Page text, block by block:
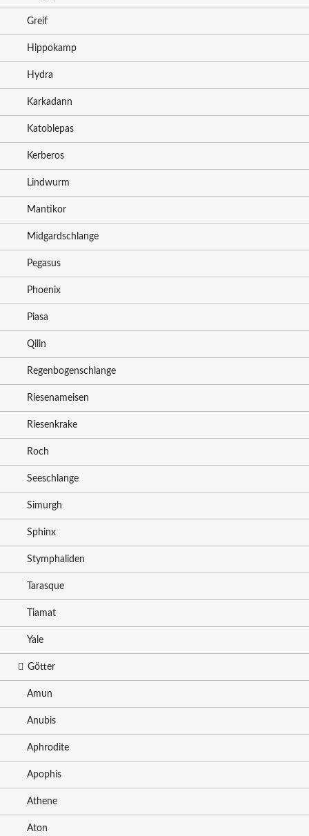
Greif
Hippokamp
Hydra
Karkadann
Katoblepas
Kerberos
Lindwurm
Mantikor
Midgardschlange
Pegasus
Phoenix
Piasa
Qilin
Regenbogenschlange
Riesenameisen
Riesenkrake
Roch
Seeschlange
Simurgh
Sphinx
Stymphaliden
Tarasque
Tiamat
Yale
Götter
Amun
Anubis
Aphrodite
Apophis
Athene
Aton